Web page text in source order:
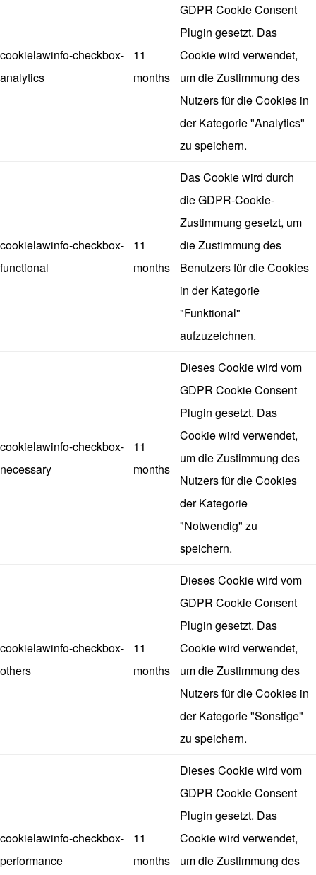
cookielawinfo-checkbox-
analytics
11
months
GDPR Cookie Consent
Plugin gesetzt. Das
Cookie wird verwendet,
um die Zustimmung des
Nutzers für die Cookies in
der Kategorie "Analytics"
zu speichern.
cookielawinfo-checkbox-
functional
11
months
Das Cookie wird durch
die GDPR-Cookie-
Zustimmung gesetzt, um
die Zustimmung des
Benutzers für die Cookies
in der Kategorie
"Funktional"
aufzuzeichnen.
cookielawinfo-checkbox-
necessary
11
months
Dieses Cookie wird vom
GDPR Cookie Consent
Plugin gesetzt. Das
Cookie wird verwendet,
um die Zustimmung des
Nutzers für die Cookies
der Kategorie
"Notwendig" zu
speichern.
cookielawinfo-checkbox-
others
11
months
Dieses Cookie wird vom
GDPR Cookie Consent
Plugin gesetzt. Das
Cookie wird verwendet,
um die Zustimmung des
Nutzers für die Cookies in
der Kategorie "Sonstige"
zu speichern.
cookielawinfo-checkbox-
performance
11
months
Dieses Cookie wird vom
GDPR Cookie Consent
Plugin gesetzt. Das
Cookie wird verwendet,
um die Zustimmung des